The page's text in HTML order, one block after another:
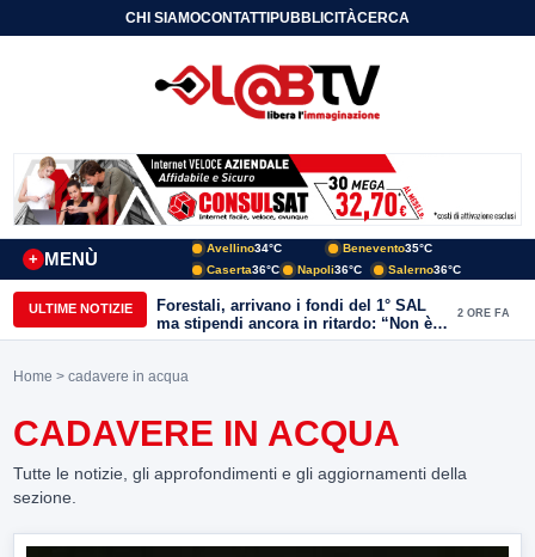
CHI SIAMOCONTATTIPUBBLICITÀCERCA
MENÙ
+
Avellino34°C Benevento35°C
Caserta36°C Napoli36°C Salerno36°C
ULTIME NOTIZIE
Forestali, arrivano i fondi del 1° SAL
ma stipendi ancora in ritardo: “Non è
più sostenibile”
2 ORE FA
Home > cadavere in acqua
CADAVERE IN ACQUA
Tutte le notizie, gli approfondimenti e gli aggiornamenti della
sezione.